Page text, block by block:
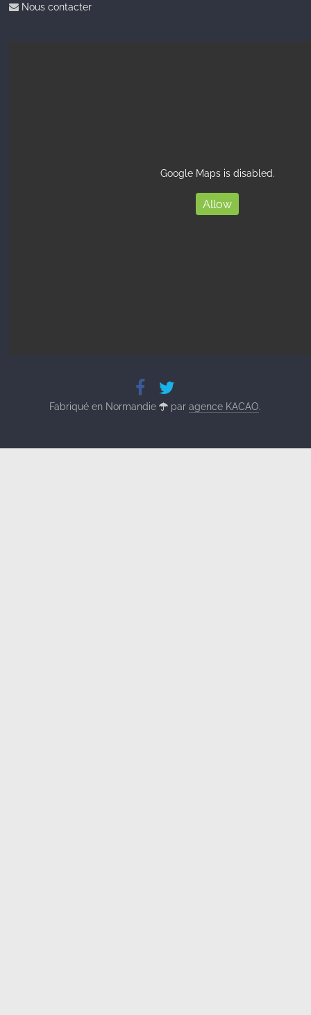
Nous contacter
Google Maps is disabled.
Allow
Fabriqué en Normandie paragence KACAO.